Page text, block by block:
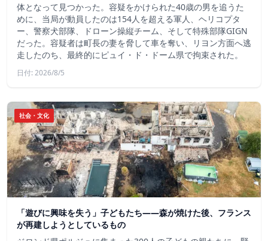
体となって見つかった。容疑をかけられた40歳の男を追うた
めに、当局が動員したのは154人を超える軍人、ヘリコプタ
ー、警察犬部隊、ドローン操縦チーム、そして特殊部隊GIGN
だった。容疑者は町長の妻を脅して車を奪い、リヨン方面へ逃
走したのち、最終的にピュイ・ド・ドーム県で拘束された。
日付: 2026/8/5
社会・文化
「遊びに興味を失う」子どもたち——森が焼けた後、フランス
が再建しようとしているもの